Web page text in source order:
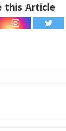
this Article